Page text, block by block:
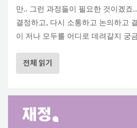
만.. 그런 과정들이 필요한 것이겠죠
결정하고, 다시 소통하고 논의하고
이 저나 모두를 어디로 데려갈지 궁
전체 읽기